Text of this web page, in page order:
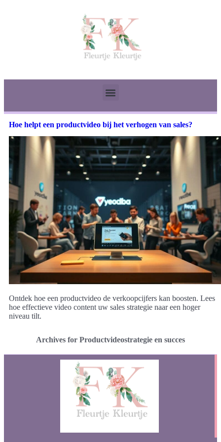
Hoe helpt een productvideo bij het verhogen van sales?
Ontdek hoe een productvideo de verkoopcijfers kan boosten. Lees
hoe effectieve video content uw sales strategie naar een hoger
niveau tilt.
Archives for Productvideostrategie en succes